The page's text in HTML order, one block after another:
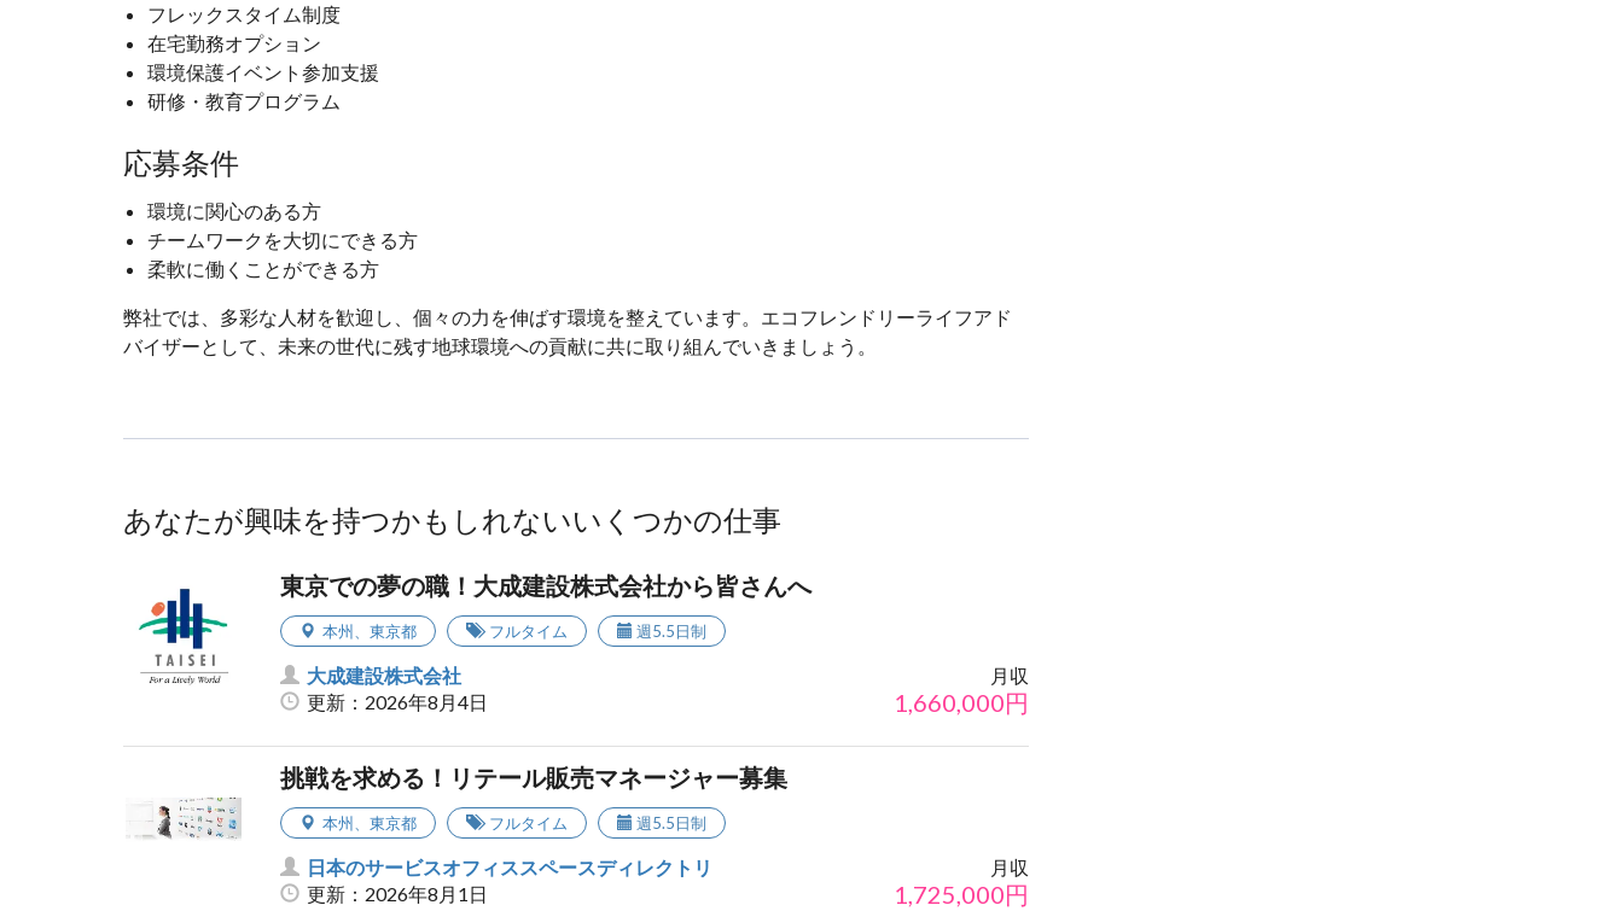
フレックスタイム制度
在宅勤務オプション
環境保護イベント参加支援
研修・教育プログラム
応募条件
環境に関心のある方
チームワークを大切にできる方
柔軟に働くことができる方
弊社では、多彩な人材を歓迎し、個々の力を伸ばす環境を整えています。エコフレンドリーライフアド
バイザーとして、未来の世代に残す地球環境への貢献に共に取り組んでいきましょう。
あなたが興味を持つかもしれないいくつかの仕事
東京での夢の職！大成建設株式会社から皆さんへ
本州、 東京都 フルタイム 週5.5日制
大成建設株式会社
更新：2026年8月4日
月収
1,660,000円
挑戦を求める！リテール販売マネージャー募集
本州、 東京都 フルタイム 週5.5日制
日本のサービスオフィススペースディレクトリ
更新：2026年8月1日
月収
1,725,000円